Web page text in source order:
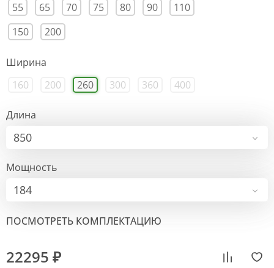
55
65 70 75 80 90
110
150
200
Ширина
160
200 260 300 360 400
Длина
850
Мощность
184
ПОСМОТРЕТЬ КОМПЛЕКТАЦИЮ
22295 ₽